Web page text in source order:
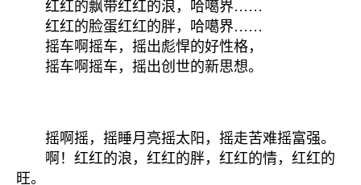
红红的飘带红红的浪，哈噶界……
红红的脸蛋红红的胖，哈噶界……
摇车啊摇车，摇出彪悍的好性格，
摇车啊摇车，摇出创世的新思想。
摇啊摇，摇睡月亮摇太阳，摇走苦难摇富强。
啊！红红的浪，红红的胖，红红的情，红红的
旺。